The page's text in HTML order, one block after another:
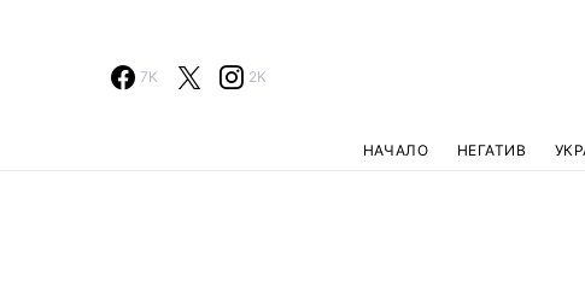
7K 2K
НАЧАЛО НЕГАТИВ